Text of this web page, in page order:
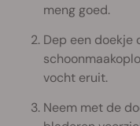
meng goed.
Dep een doekje
vocht eruit.
Neem met de